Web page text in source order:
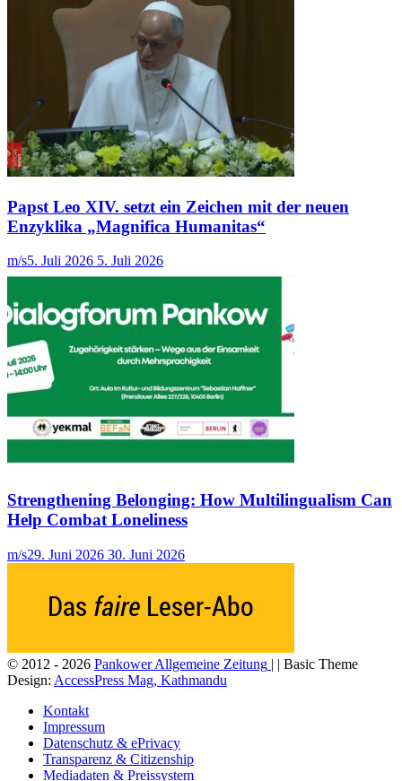
Papst Leo XIV. setzt ein Zeichen mit der neuen
Enzyklika „Magnifica Humanitas“
m/s5. Juli 2026 5. Juli 2026
Strengthening Belonging: How Multilingualism Can
Help Combat Loneliness
m/s29. Juni 2026 30. Juni 2026
© 2012 - 2026 Pankower Allgemeine Zeitung | | Basic Theme
Design: AccessPress Mag, Kathmandu
Kontakt
Impressum
Datenschutz & ePrivacy
Transparenz & Citizenship
Mediadaten & Preissystem